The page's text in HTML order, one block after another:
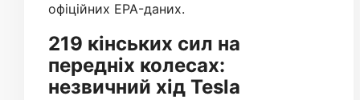
офіційних EPA-даних.
219 кінських сил на
передніх колесах:
незвичний хід Tesla